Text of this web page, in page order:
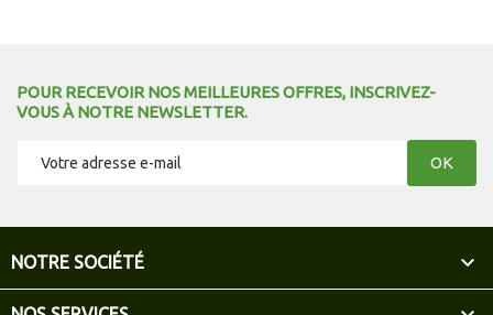
POUR RECEVOIR NOS MEILLEURES OFFRES, INSCRIVEZ-
VOUS À NOTRE NEWSLETTER.
NOTRE SOCIÉTÉ 